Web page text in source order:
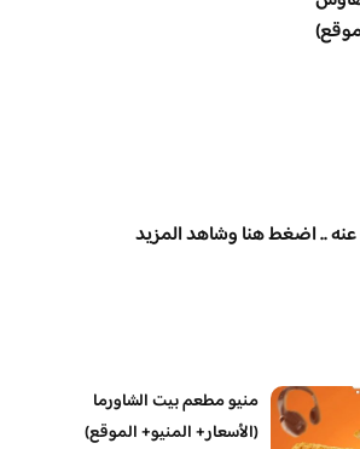
.. اضغط هنا وشاهد المزيد
منيو مطعم بيت الشاورما
(الأسعار+ المنيو+ الموقع)